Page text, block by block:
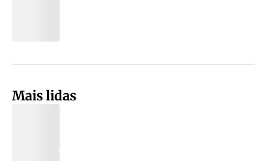
Mais lidas